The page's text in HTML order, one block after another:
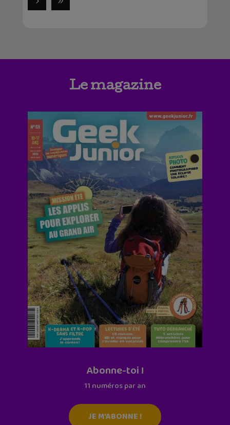
Le magazine
Abonne-toi !
11 numéros par an
JE M'ABONNE !